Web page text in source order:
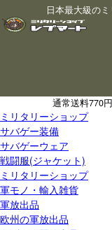
日本最大級の
通常送料770円
ミリタリーショップ
サバゲー装備
サバゲーウェア
戦闘服(ジャケット)
ミリタリーショップ
軍モノ・輸入雑貨
軍放出品
欧州の軍放出品